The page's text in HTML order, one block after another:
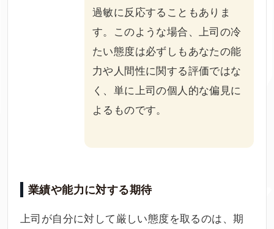
過敏に反応することもありま
す。このような場合、上司の冷
たい態度は必ずしもあなたの能
力や人間性に関する評価ではな
く、単に上司の個人的な偏見に
よるものです。
業績や能力に対する期待
上司が自分に対して厳しい態度を取るのは、期